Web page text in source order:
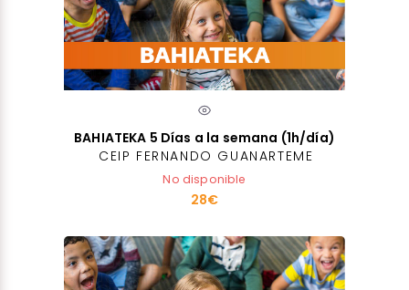
BAHIATEKA 5 Días a la semana (1h/día)
CEIP FERNANDO GUANARTEME
No disponible
28€